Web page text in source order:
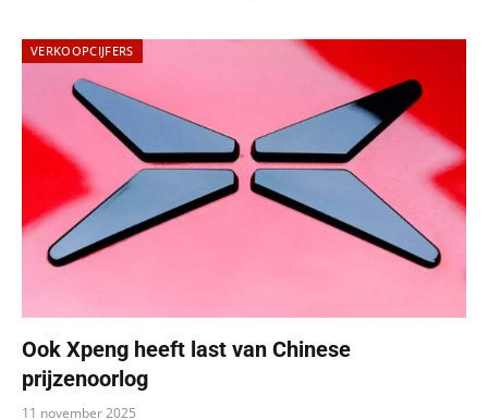
VERKOOPCIJFERS
Ook Xpeng heeft last van Chinese
prijzenoorlog
11 november 2025